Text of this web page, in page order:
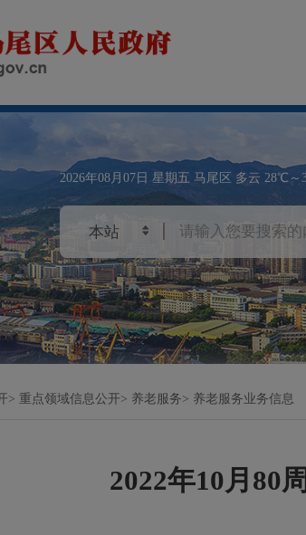
2026年08月07日 星期五 马尾区 多云 28℃～
重点领域信息公开 养老服务 养老服务业务信息
2022年10月80